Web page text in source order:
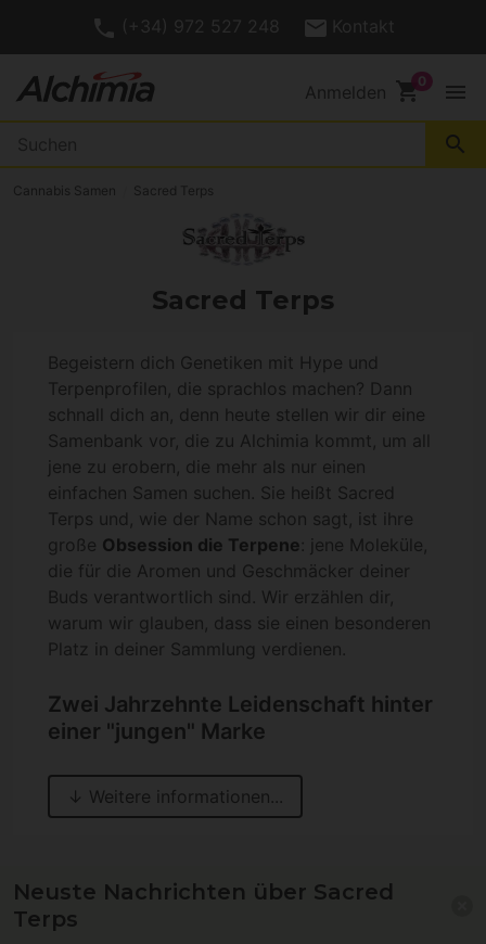
(+34) 972 527 248 Kontakt
Anmelden shopping_cart menu
search
Cannabis Samen Sacred Terps
Sacred Terps
Begeistern dich Genetiken mit Hype und
Terpenprofilen, die sprachlos machen? Dann
schnall dich an, denn heute stellen wir dir eine
Samenbank vor, die zu Alchimia kommt, um all
jene zu erobern, die mehr als nur einen
einfachen Samen suchen. Sie heißt Sacred
Terps und, wie der Name schon sagt, ist ihre
große Obsession die Terpene: jene Moleküle,
die für die Aromen und Geschmäcker deiner
Buds verantwortlich sind. Wir erzählen dir,
warum wir glauben, dass sie einen besonderen
Platz in deiner Sammlung verdienen.
Zwei Jahrzehnte Leidenschaft hinter
einer "jungen" Marke
Neuste Nachrichten über Sacred
Terps